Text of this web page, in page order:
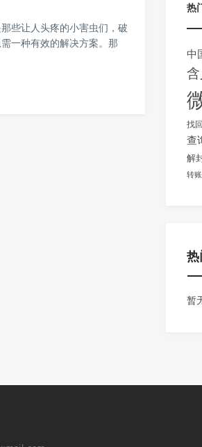
些让人头疼的小害虫们，破
一种有效的解决方案。那
热
中
含
找回
查
解
转账
热
暂